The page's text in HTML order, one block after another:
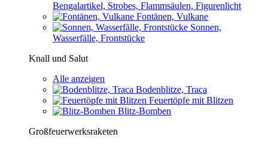
Bengalartikel, Strobes, Flammsäulen, Figurenlicht
Fontänen, Vulkane
Sonnen,
Wasserfälle, Frontstücke
Knall und Salut
Alle anzeigen
Bodenblitze, Traca
Feuertöpfe mit Blitzen
Blitz-Bomben
Großfeuerwerksraketen